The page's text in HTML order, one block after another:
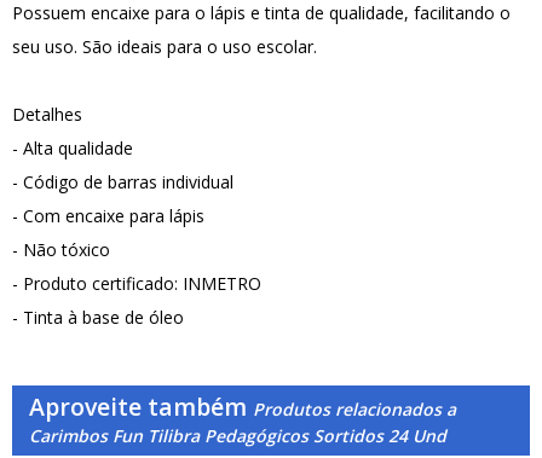
Possuem encaixe para o lápis e tinta de qualidade, facilitando o
seu uso. São ideais para o uso escolar.
Detalhes
- Alta qualidade
- Código de barras individual
- Com encaixe para lápis
- Não tóxico
- Produto certificado: INMETRO
- Tinta à base de óleo
Aproveite também Produtos relacionados a
Carimbos Fun Tilibra Pedagógicos Sortidos 24 Und